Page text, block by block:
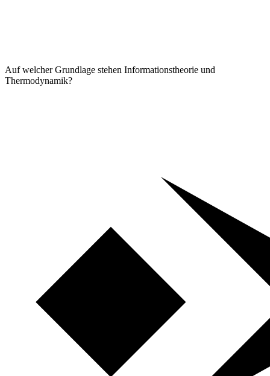
Auf welcher Grundlage stehen Informationstheorie und
Thermodynamik?